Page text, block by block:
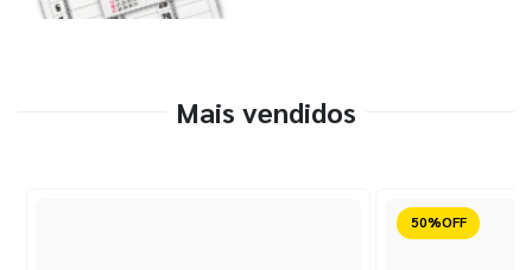
Mais vendidos
Reduzido